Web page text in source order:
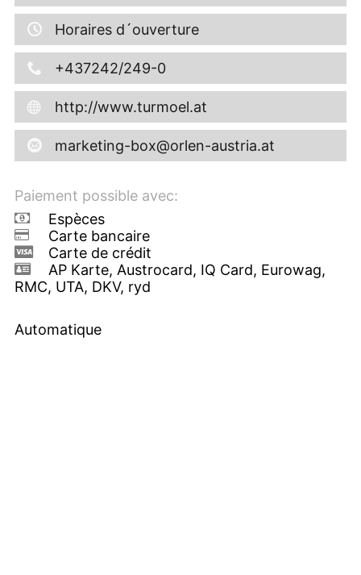
Horaires d´ouverture
+437242/249-0
http://www.turmoel.at
marketing-box@orlen-austria.at
Paiement possible avec:
Espèces
Carte bancaire
Carte de crédit
AP Karte, Austrocard, IQ Card, Eurowag,
RMC, UTA, DKV, ryd
Automatique